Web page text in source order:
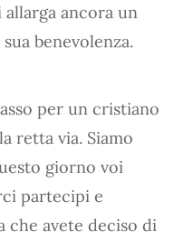
allarga ancora un
benevolenza.
per un cristiano
retta via. Siamo
giorno voi
partecipi e
che avete deciso di